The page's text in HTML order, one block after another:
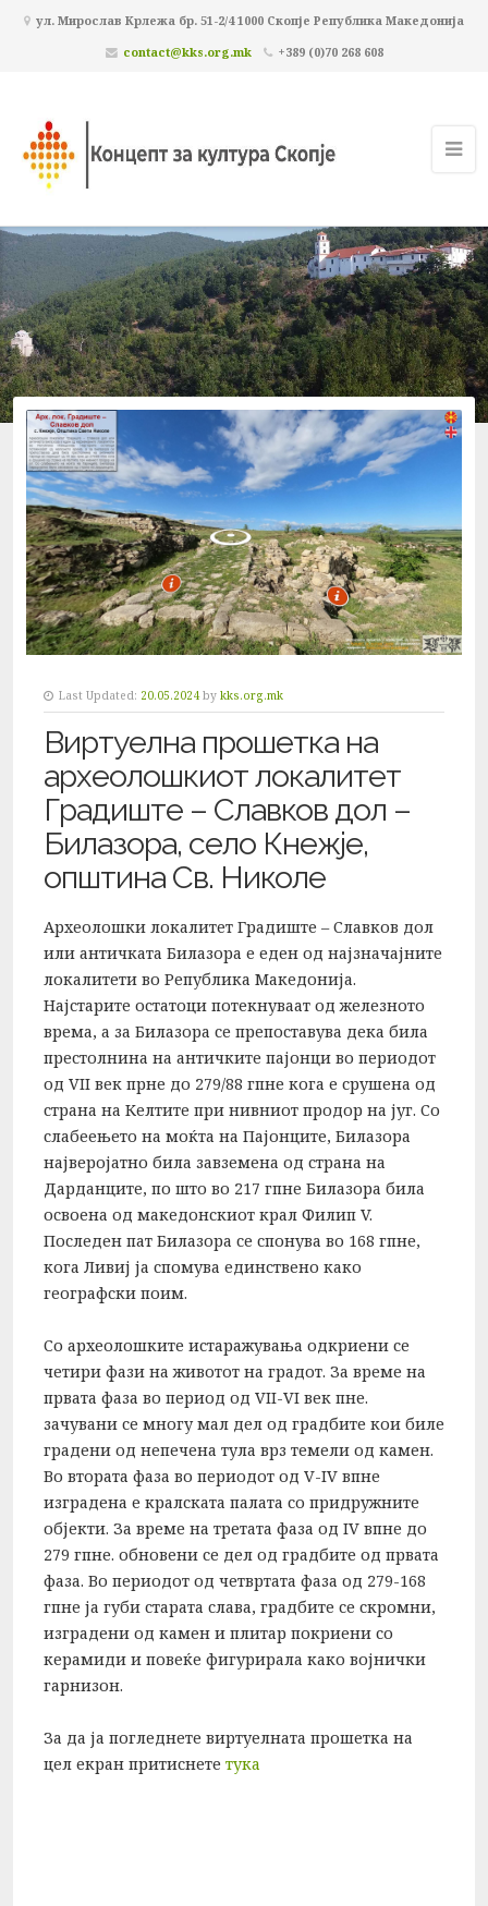
ул. Мирослав Крлежа бр. 51-2/4 1000 Скопје Република Македонија
contact@kks.org.mk
+389 (0)70 268 608
Last Updated: 20.05.2024 by kks.org.mk
Виртуелна прошетка на
археолошкиот локалитет
Градиште – Славков дол –
Билазора, село Кнежје,
општина Св. Николе
Археолошки локалитет Градиште – Славков дол
или античката Билазора е еден од најзначајните
локалитети во Република Македонија.
Најстарите остатоци потекнуваат од железното
врема, а за Билазора се препоставува дека била
престолнина на античките пајонци во периодот
од VII век прне до 279/88 гпне кога е срушена од
страна на Келтите при нивниот продор на југ. Со
слабеењето на моќта на Пајонците, Билазора
најверојатно била завземена од страна на
Дарданците, по што во 217 гпне Билазора била
освоена од македонскиот крал Филип V.
Последен пат Билазора се спонува во 168 гпне,
кога Ливиј ја спомува единствено како
географски поим.
Со археолошките истаражувања одкриени се
четири фази на животот на градот. За време на
првата фаза во период од VII-VI век пне.
зачувани се многу мал дел од градбите кои биле
градени од непечена тула врз темели од камен.
Во втората фаза во периодот од V-IV впне
изградена е кралската палата со придружните
објекти. За време на третата фаза од IV впне до
279 гпне. обновени се дел од градбите од првата
фаза. Во периодот од четвртата фаза од 279-168
гпне ја губи старата слава, градбите се скромни,
изградени од камен и плитар покриени со
керамиди и повеќе фигурирала како војнички
гарнизон.
За да ја погледнете виртуелната прошетка на
цел екран притиснете тука